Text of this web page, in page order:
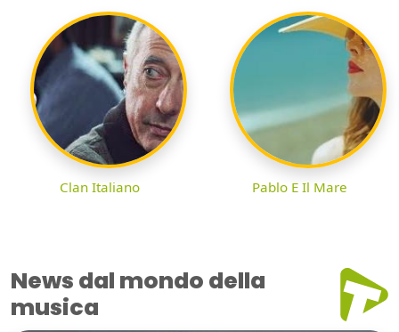
Clan Italiano Pablo E Il Mare
News dal mondo della
musica